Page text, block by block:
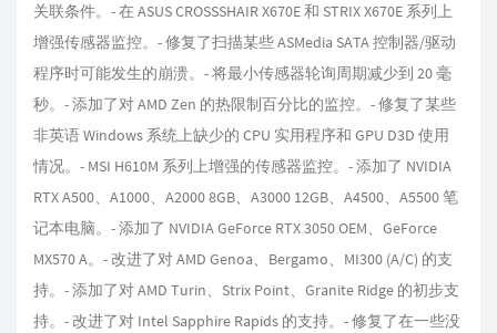
关联条件。- 在 ASUS CROSSSHAIR X670E 和 STRIX X670E 系列上
增强传感器监控。- 修复了扫描某些 ASMedia SATA 控制器/驱动
程序时可能发生的崩溃。- 将最小传感器轮询周期减少到 20 毫
秒。- 添加了对 AMD Zen 的热限制百分比的监控。- 修复了某些
非英语 Windows 系统上缺少的 CPU 实用程序和 GPU D3D 使用
情况。- MSI H610M 系列上增强的传感器监控。- 添加了 NVIDIA
RTX A500、A1000、A2000 8GB、A3000 12GB、A4500、A5500 笔
记本电脑。- 添加了 NVIDIA GeForce RTX 3050 OEM、GeForce
MX570 A。- 改进了对 AMD Genoa、Bergamo、MI300 (A/C) 的支
持。- 添加了对 AMD Turin、Strix Point、Granite Ridge 的初步支
持。- 改进了对 Intel Sapphire Rapids 的支持。- 修复了在一些没